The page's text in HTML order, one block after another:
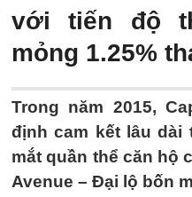
với tiến độ
mỏng 1.25%
Trong năm 2015,
định cam kết lâu dài
mắt quần thể căn hộ
Avenue – Đại lộ bốn